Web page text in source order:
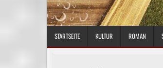
STARTSEITE KULTUR ROMAN